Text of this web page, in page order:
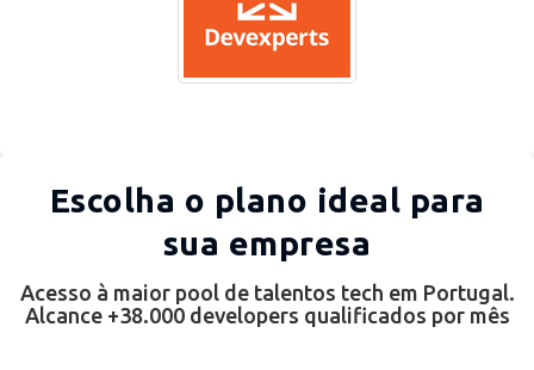
Escolha o plano ideal para
sua empresa
Acesso à maior pool de talentos tech em Portugal.
Alcance +38.000 developers qualificados por mês